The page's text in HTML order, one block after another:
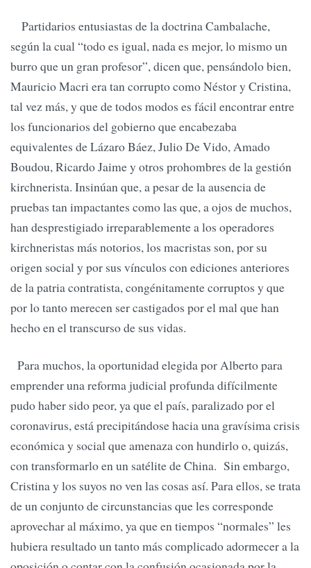
Partidarios entusiastas de la doctrina Cambalache,
según la cual “todo es igual, nada es mejor, lo mismo un
burro que un gran profesor”, dicen que, pensándolo bien,
Mauricio Macri era tan corrupto como Néstor y Cristina,
tal vez más, y que de todos modos es fácil encontrar entre
los funcionarios del gobierno que encabezaba
equivalentes de Lázaro Báez, Julio De Vido, Amado
Boudou, Ricardo Jaime y otros prohombres de la gestión
kirchnerista. Insinúan que, a pesar de la ausencia de
pruebas tan impactantes como las que, a ojos de muchos,
han desprestigiado irreparablemente a los operadores
kirchneristas más notorios, los macristas son, por su
origen social y por sus vínculos con ediciones anteriores
de la patria contratista, congénitamente corruptos y que
por lo tanto merecen ser castigados por el mal que han
hecho en el transcurso de sus vidas.
Para muchos, la oportunidad elegida por Alberto para
emprender una reforma judicial profunda difícilmente
pudo haber sido peor, ya que el país, paralizado por el
coronavirus, está precipitándose hacia una gravísima crisis
económica y social que amenaza con hundirlo o, quizás,
con transformarlo en un satélite de China. Sin embargo,
Cristina y los suyos no ven las cosas así. Para ellos, se trata
de un conjunto de circunstancias que les corresponde
aprovechar al máximo, ya que en tiempos “normales” les
hubiera resultado un tanto más complicado adormecer a la